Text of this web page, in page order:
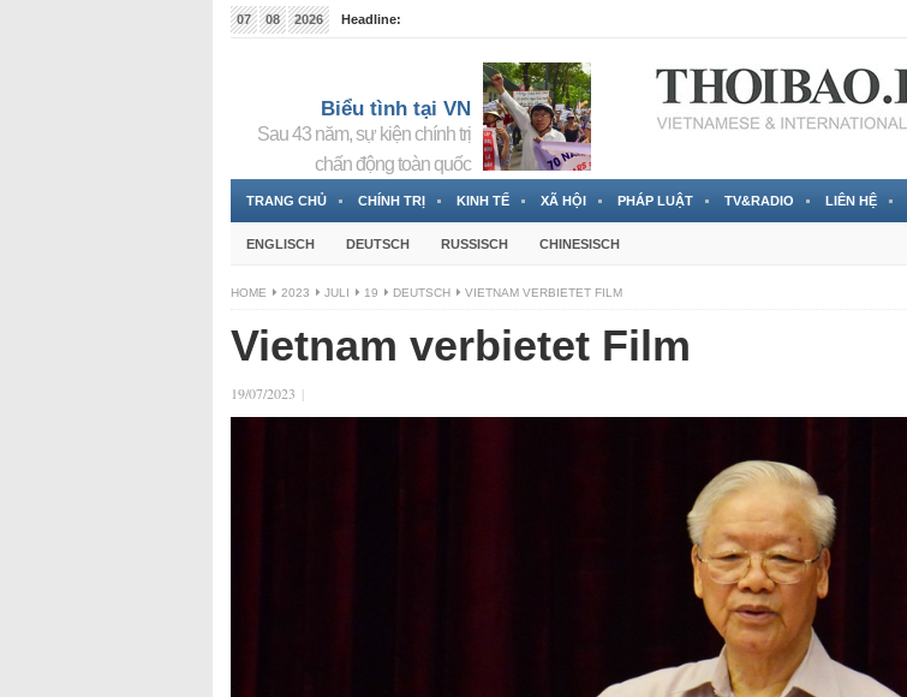
07 08 2026
Headline:
Biểu tình tại VN
Sau 43 năm, sự kiện chính trị
chấn động toàn quốc
TRANG CHỦ CHÍNH TRỊ KINH TẾ XÃ HỘI PHÁP LUẬT TV&RADIO LIÊN HỆ
ENGLISCH DEUTSCH RUSSISCH CHINESISCH
HOME 2023 JULI 19 DEUTSCH VIETNAM VERBIETET FILM
Vietnam verbietet Film
19/07/2023 |